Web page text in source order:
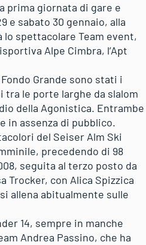
prima giornata di gare e
e sabato 30 gennaio, alla
spettacolare Team event,
Alpe Cimbra, l’Apt
Grande sono stati i
tra le porte larghe da slalom
della Agonistica. Entrambe
in assenza di pubblico.
del Seiser Alm Ski
precedendo di 98
seguita al terzo posto da
Trocker, con Alica Spizzica
allena abitualmente sulle
14, sempre in manche
Andrea Passino, che ha